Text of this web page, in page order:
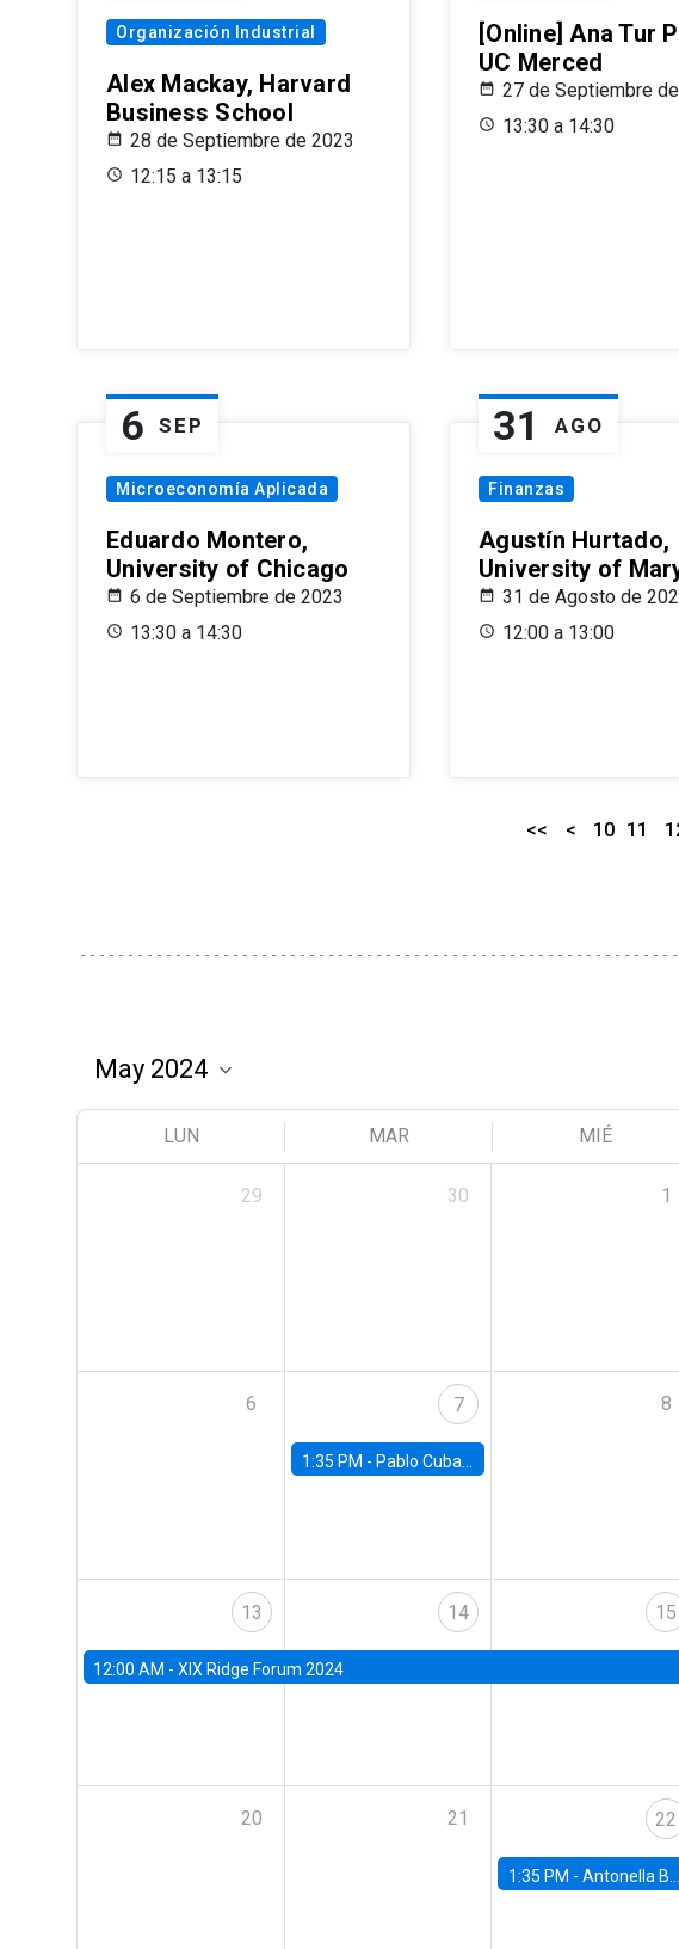
Organización Industrial
Alex Mackay, Harvard
Business School
28 de Septiembre de 2023
12:15 a 13:15
[Online] Ana Tur
UC Merced
27 de Septiembre
13:30 a 14:30
6 SEP
Microeconomía Aplicada
Eduardo Montero,
University of Chicago
6 de Septiembre de 2023
13:30 a 14:30
31 AGO
Finanzas
Agustín Hurtado,
University of
31 de Agosto de
12:00 a 13:00
<< < 10 11
LUN MAR MIÉ
29 30 1
6 7
1:35 PM - Pablo Cuba, FED Board
8
13
12:00 AM - XIX Ridge Forum 2024
14 15
20 21 22
1:35 PM -Antonella Bancalari, Institute for Fiscal Studies (IFS) and Research Associate at University College London (UCL)